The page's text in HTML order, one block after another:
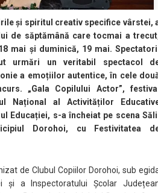
și spiritul creativ specifice vârstei,
de săptămână care tocmai a
mai și duminică, 19 mai.
urmări un veritabil spectacol
a emoțiilor autentice, în cele
„Gala Copilului Actor”,
Național al Activităților
Educației, s-a încheiat pe scena
Dorohoi, cu Festivitatea
de Clubul Copiilor Dorohoi, sub
și a Inspectoratului Școlar